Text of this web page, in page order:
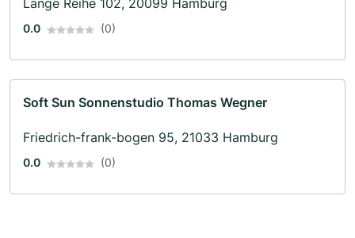
Lange Reihe 102, 20099 Hamburg
0.0 (0)
Soft Sun Sonnenstudio Thomas Wegner
Friedrich-frank-bogen 95, 21033 Hamburg
0.0 (0)